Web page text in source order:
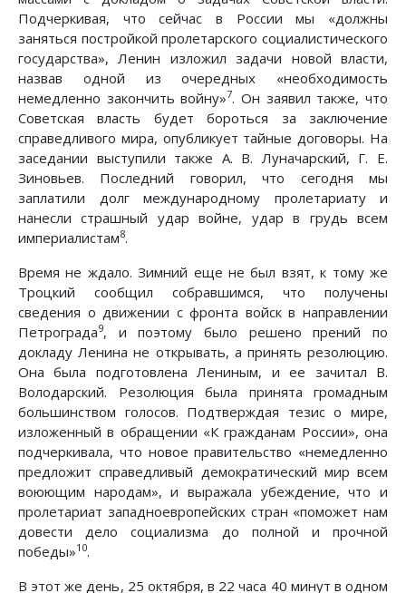
Подчеркивая, что сейчас в России мы «должны
заняться постройкой пролетарского социалистического
государства», Ленин изложил задачи новой власти,
назвав одной из очередных «необходимость
немедленно закончить войну»7. Он заявил также, что
Советская власть будет бороться за заключение
справедливого мира, опубликует тайные договоры. На
заседании выступили также А. В. Луначарский, Г. Е.
Зиновьев. Последний говорил, что сегодня мы
заплатили долг международному пролетариату и
нанесли страшный удар войне, удар в грудь всем
империалистам8.
Время не ждало. Зимний еще не был взят, к тому же
Троцкий сообщил собравшимся, что получены
сведения о движении с фронта войск в направлении
Петрограда9, и поэтому было решено прений по
докладу Ленина не открывать, а принять резолюцию.
Она была подготовлена Лениным, и ее зачитал В.
Володарский. Резолюция была принята громадным
большинством голосов. Подтверждая тезис о мире,
изложенный в обращении «К гражданам России», она
подчеркивала, что новое правительство «немедленно
предложит справедливый демократический мир всем
воюющим народам», и выражала убеждение, что и
пролетариат западноевропейских стран «поможет нам
довести дело социализма до полной и прочной
победы»10.
В этот же день, 25 октября, в 22 часа 40 минут в одном